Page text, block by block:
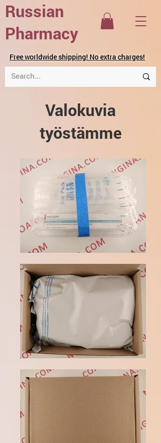
Russian
Pharmacy
Free worldwide shipping! No extra charges!
Valokuvia
työstämme